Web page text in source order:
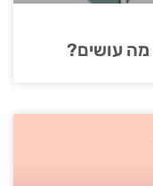
מה עושים?